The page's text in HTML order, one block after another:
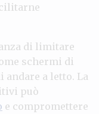
di limitare
schermi di
a letto. La
può
e compromettere